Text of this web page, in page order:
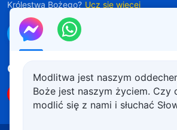
Królestwa Bożego? Ucz się więcej
Połącz się z nami w Messengerze
Obserwuj nas
Modlitwa jest naszym
Boże jest naszym życiem. Czy
modlić się z nami i słuchać